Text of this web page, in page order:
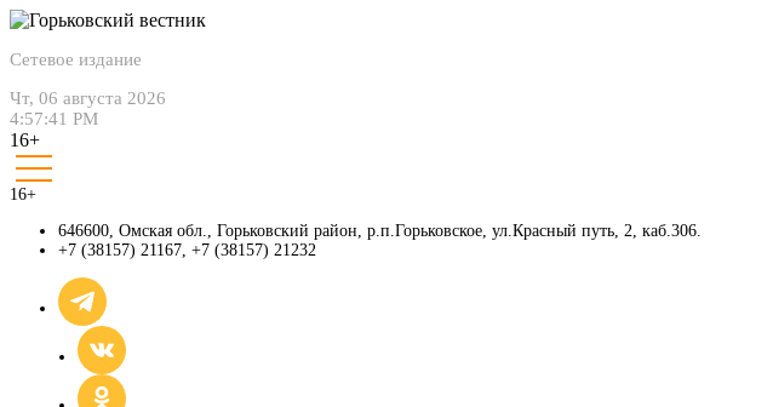
Сетевое издание
Чт, 06 августа 2026
4:57:42 PM
16+
16+
646600, Омская обл., Горьковский район, р.п.Горьковское, ул.Красный путь, 2, каб.306.
+7 (38157) 21167, +7 (38157) 21232